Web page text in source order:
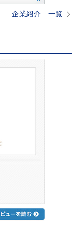
企業紹介 一覧